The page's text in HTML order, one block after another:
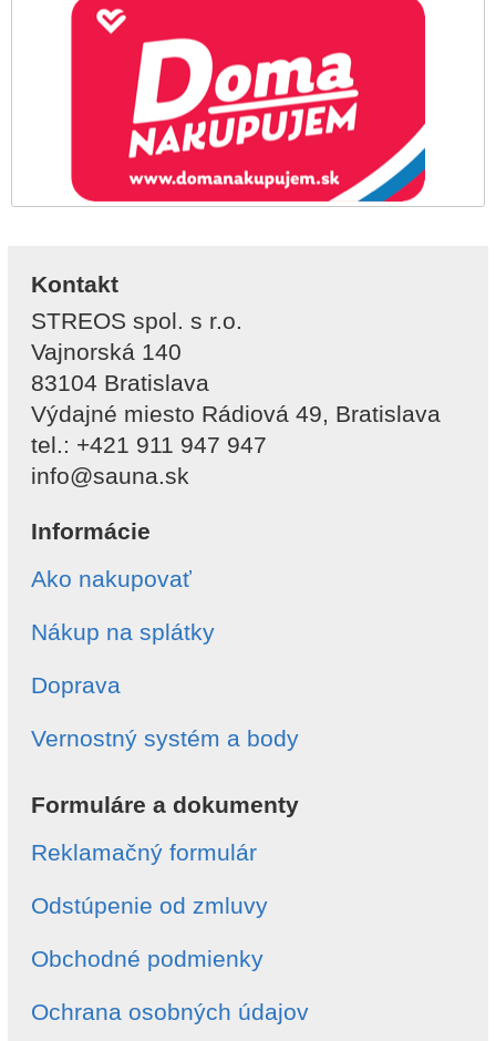
Kontakt
STREOS spol. s r.o.
Vajnorská 140
83104 Bratislava
Výdajné miesto Rádiová 49, Bratislava
tel.: +421 911 947 947
info@sauna.sk
Informácie
Ako nakupovať
Nákup na splátky
Doprava
Vernostný systém a body
Formuláre a dokumenty
Reklamačný formulár
Odstúpenie od zmluvy
Obchodné podmienky
Ochrana osobných údajov